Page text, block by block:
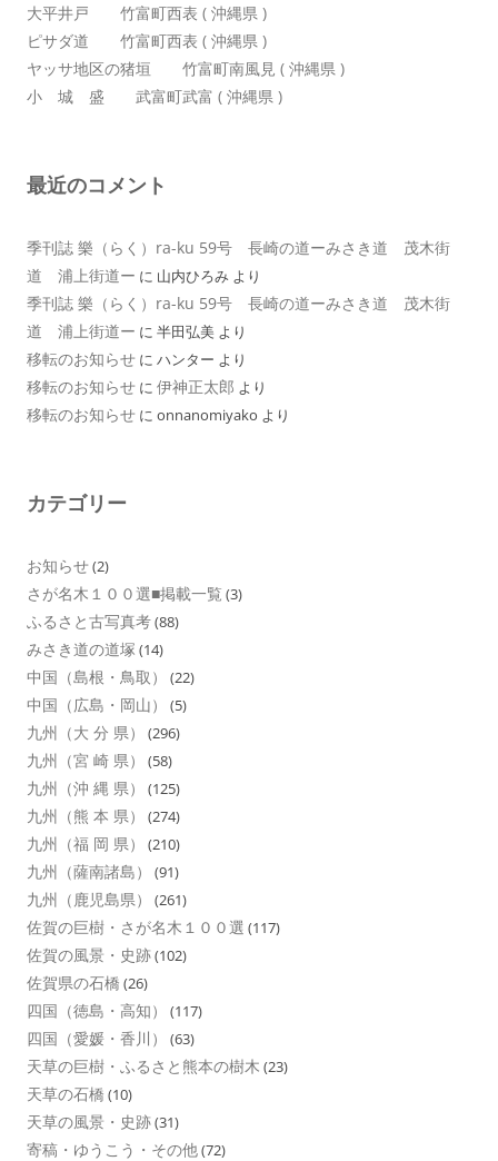
大平井戸 竹富町西表 ( 沖縄県 )
ピサダ道 竹富町西表 ( 沖縄県 )
ヤッサ地区の猪垣 竹富町南風見 ( 沖縄県 )
小 城 盛 武富町武富 ( 沖縄県 )
最近のコメント
季刊誌 樂（らく）ra-ku 59号 長崎の道ーみさき道 茂木街
道 浦上街道ー に 山内ひろみ より
季刊誌 樂（らく）ra-ku 59号 長崎の道ーみさき道 茂木街
道 浦上街道ー に 半田弘美 より
移転のお知らせ に ハンター より
移転のお知らせ に 伊神正太郎 より
移転のお知らせ に onnanomiyako より
カテゴリー
お知らせ(2)
さが名木１００選■掲載一覧 (3)
ふるさと古写真考(88)
みさき道の道塚 (14)
中国（島根・鳥取） (22)
中国（広島・岡山） (5)
九州（大 分 県） (296)
九州（宮 崎 県） (58)
九州（沖 縄 県） (125)
九州（熊 本 県） (274)
九州（福 岡 県） (210)
九州（薩南諸島） (91)
九州（鹿児島県） (261)
佐賀の巨樹・さが名木１００選 (117)
佐賀の風景・史跡(102)
佐賀県の石橋 (26)
四国（徳島・高知） (117)
四国（愛媛・香川） (63)
天草の巨樹・ふるさと熊本の樹木 (23)
天草の石橋 (10)
天草の風景・史跡(31)
寄稿・ゆうこう・その他(72)